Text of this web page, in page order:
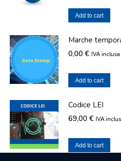
Add to cart
Marche
0,00 € IVA inclusa
Add to cart
Codice LEI
69,00 € IVA
Add to cart